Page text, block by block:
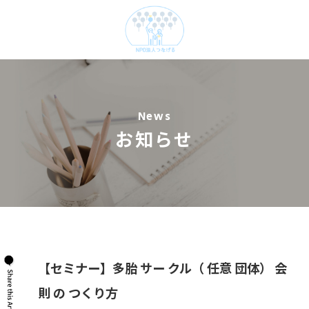
News
お知らせ
【セミナー】多胎 サー クル（ 任意 団体） 会
則 の つくり方